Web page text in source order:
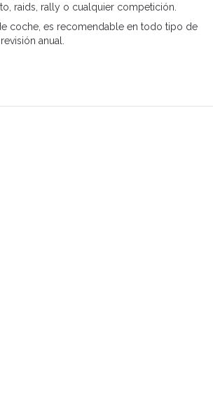
raids, rally o cualquier competición.
coche, es recomendable en todo tipo de
anual.